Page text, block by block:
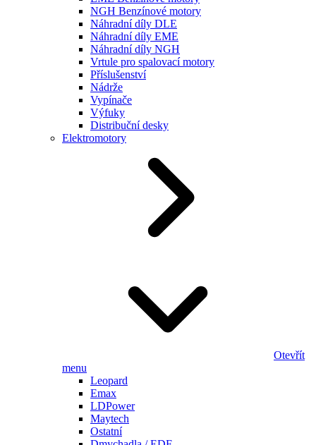
NGH Benzínové motory
Náhradní díly DLE
Náhradní díly EME
Náhradní díly NGH
Vrtule pro spalovací motory
Příslušenství
Nádrže
Vypínače
Výfuky
Distribuční desky
Elektromotory
Otevřít
menu
Leopard
Emax
LDPower
Maytech
Ostatní